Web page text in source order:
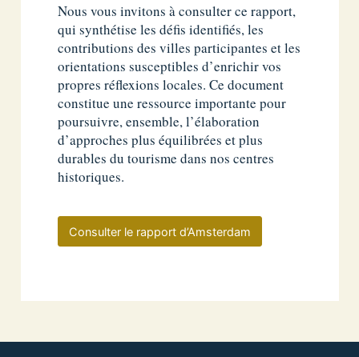
Nous vous invitons à consulter ce rapport,
qui synthétise les défis identifiés, les
contributions des villes participantes et les
orientations susceptibles d’enrichir vos
propres réflexions locales. Ce document
constitue une ressource importante pour
poursuivre, ensemble, l’élaboration
d’approches plus équilibrées et plus
durables du tourisme dans nos centres
historiques.
Consulter le rapport d’Amsterdam